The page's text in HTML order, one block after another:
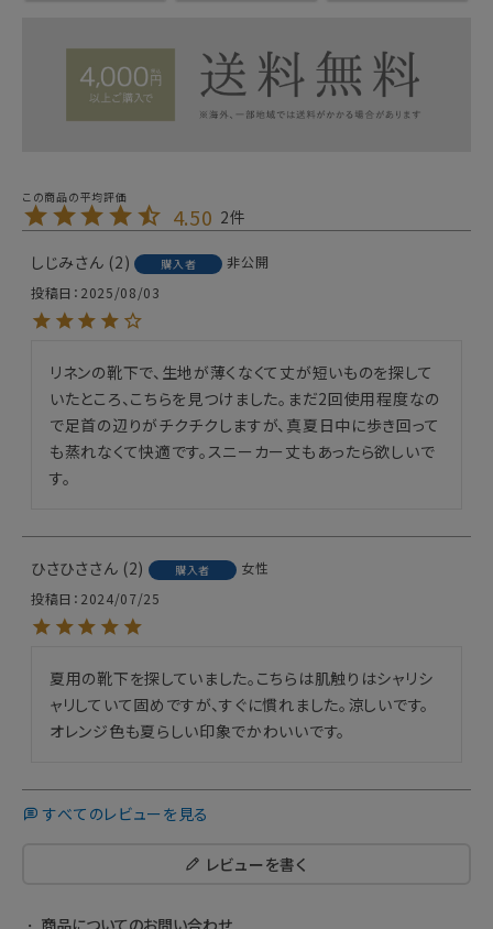
4.50 2
しじみ 2 購入者
非公開
投稿日
2025/08/03
リネンの靴下で、生地が薄くなくて丈が短いものを探して
いたところ、こちらを見つけました。まだ2回使用程度なの
で足首の辺りがチクチクしますが、真夏日中に歩き回って
も蒸れなくて快適です。スニーカー丈もあったら欲しいで
す。
ひさひさ 2 購入者
女性
投稿日
2024/07/25
夏用の靴下を探していました。こちらは肌触りはシャリシ
ャリしていて固めですが、すぐに慣れました。涼しいです。
オレンジ色も夏らしい印象でかわいいです。
すべてのレビューを見る
レビューを書く